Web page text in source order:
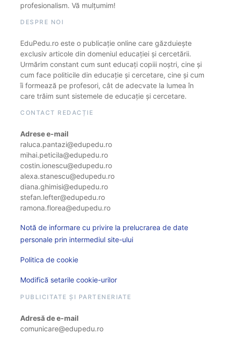
profesionalism. Vă mulțumim!
DESPRE NOI
EduPedu.ro este o publicație online care găzduiește
exclusiv articole din domeniul educației și cercetării.
Urmărim constant cum sunt educați copiii noștri, cine și
cum face politicile din educație și cercetare, cine și cum
îi formează pe profesori, cât de adecvate la lumea în
care trăim sunt sistemele de educație și cercetare.
CONTACT REDACȚIE
Adrese e-mail
raluca.pantazi@edupedu.ro
mihai.peticila@edupedu.ro
costin.ionescu@edupedu.ro
alexa.stanescu@edupedu.ro
diana.ghimisi@edupedu.ro
stefan.lefter@edupedu.ro
ramona.florea@edupedu.ro
Notă de informare cu privire la prelucrarea de date
personale prin intermediul site-ului
Politica de cookie
Modifică setarile cookie-urilor
PUBLICITATE ȘI PARTENERIATE
Adresă de e-mail
comunicare@edupedu.ro